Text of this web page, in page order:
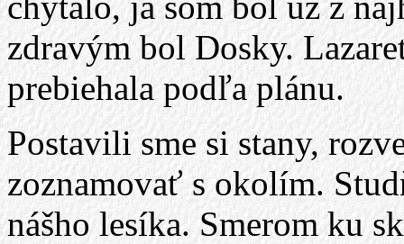
zdravým bol Dosky.
prebiehala podľa plánu.
Postavili sme si stany,
zoznamovať s okolím.
nášho lesíka. Smerom ku